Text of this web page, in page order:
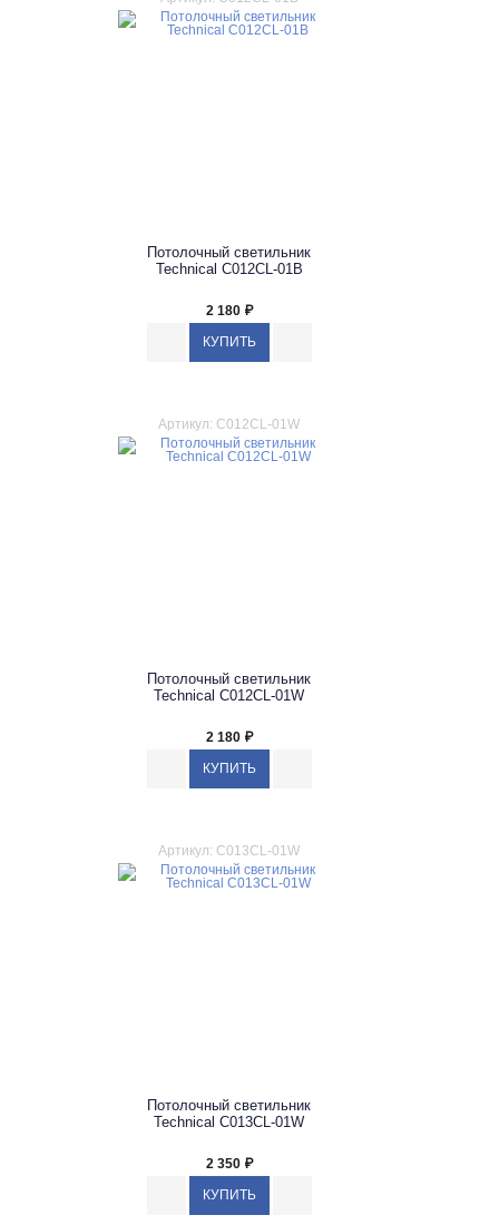
Потолочный светильник
Technical C012CL-01B
2 180 ₽
Артикул: C012CL-01W
Потолочный светильник
Technical C012CL-01W
2 180 ₽
Артикул: C013CL-01W
Потолочный светильник
Technical C013CL-01W
2 350 ₽